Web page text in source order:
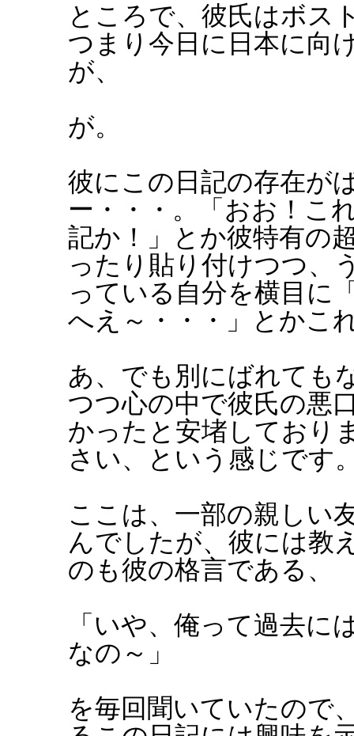
ところで、彼氏はボス
つまり今日に日本に向
が、
が。
彼にこの日記の存在が
ー・・・。「おお！こ
記か！」とか彼特有の
ったり貼り付けつつ、
っている自分を横目に
へえ～・・・」とかこ
あ、でも別にばれても
つつ心の中で彼氏の悪
かったと安堵しており
さい、という感じです
ここは、一部の親しい
んでしたが、彼には教
のも彼の格言である、
「いや、俺って過去に
なの～」
を毎回聞いていたので